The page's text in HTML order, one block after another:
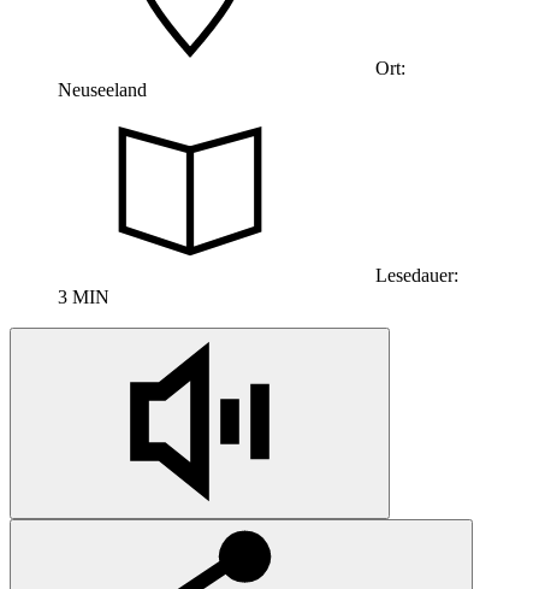
Ort:
Neuseeland
Lesedauer:
3 MIN